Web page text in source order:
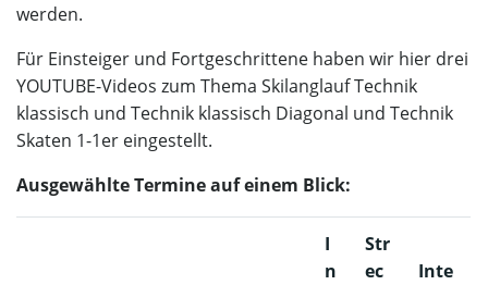
werden.
Für Einsteiger und Fortgeschrittene haben wir hier drei
YOUTUBE-Videos zum Thema SkilanglaufTechnik
klassisch und Technik klassisch Diagonal und Technik
Skaten 1-1er eingestellt.
Ausgewählte Termine auf einem Blick:
I
n
Str
ec
Inte